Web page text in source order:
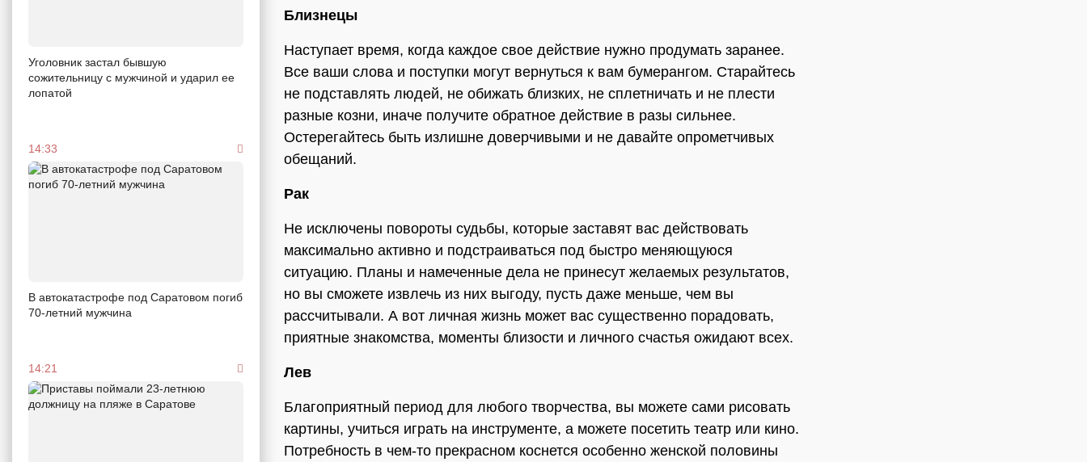
Уголовник застал бывшую
сожительницу с мужчиной и ударил ее
лопатой
14:33
В автокатастрофе под Саратовом погиб
70-летний мужчина
14:21
Близнецы
Наступает время, когда каждое свое действие нужно продумать заранее.
Все ваши слова и поступки могут вернуться к вам бумерангом. Старайтесь
не подставлять людей, не обижать близких, не сплетничать и не плести
разные козни, иначе получите обратное действие в разы сильнее.
Остерегайтесь быть излишне доверчивыми и не давайте опрометчивых
обещаний.
Рак
Не исключены повороты судьбы, которые заставят вас действовать
максимально активно и подстраиваться под быстро меняющуюся
ситуацию. Планы и намеченные дела не принесут желаемых результатов,
но вы сможете извлечь из них выгоду, пусть даже меньше, чем вы
рассчитывали. А вот личная жизнь может вас существенно порадовать,
приятные знакомства, моменты близости и личного счастья ожидают всех.
Лев
Благоприятный период для любого творчества, вы можете сами рисовать
картины, учиться играть на инструменте, а можете посетить театр или кино.
Потребность в чем-то прекрасном коснется особенно женской половины